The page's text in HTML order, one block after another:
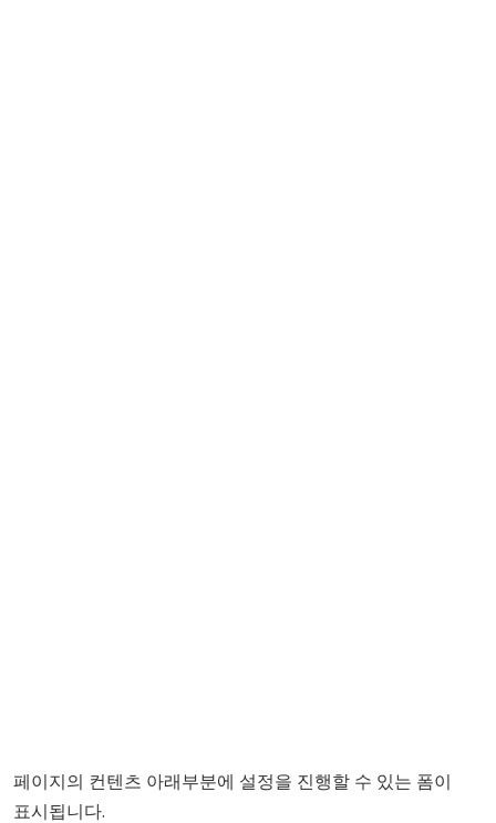
페이지의 컨텐츠 아래부분에 설정을 진행할 수 있는 폼이
표시됩니다.